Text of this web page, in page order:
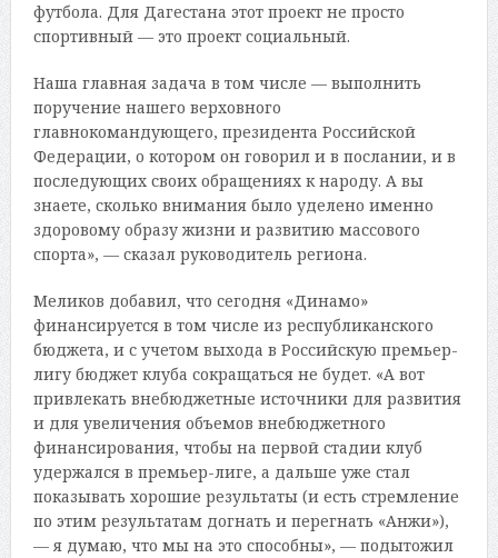
футбола. Для Дагестана этот проект не просто
спортивный — это проект социальный.
Наша главная задача в том числе — выполнить
поручение нашего верховного
главнокомандующего, президента Российской
Федерации, о котором он говорил и в послании, и в
последующих своих обращениях к народу. А вы
знаете, сколько внимания было уделено именно
здоровому образу жизни и развитию массового
спорта», — сказал руководитель региона.
Меликов добавил, что сегодня «Динамо»
финансируется в том числе из республиканского
бюджета, и с учетом выхода в Российскую премьер-
лигу бюджет клуба сокращаться не будет. «А вот
привлекать внебюджетные источники для развития
и для увеличения объемов внебюджетного
финансирования, чтобы на первой стадии клуб
удержался в премьер-лиге, а дальше уже стал
показывать хорошие результаты (и есть стремление
по этим результатам догнать и перегнать «Анжи»),
— я думаю, что мы на это способны», — подытожил